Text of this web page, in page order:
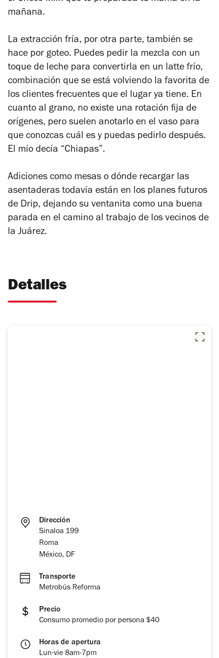
mañana.
La extracción fría, por otra parte, también se
hace por goteo. Puedes pedir la mezcla con un
toque de leche para convertirla en un latte frío,
combinación que se está volviendo la favorita de
los clientes frecuentes que el lugar ya tiene. En
cuanto al grano, no existe una rotación fija de
orígenes, pero suelen anotarlo en el vaso para
que conozcas cuál es y puedas pedirlo después.
El mío decía “Chiapas”.
Adiciones como mesas o dónde recargar las
asentaderas todavía están en los planes futuros
de Drip, dejando su ventanita como una buena
parada en el camino al trabajo de los vecinos de
la Juárez.
Detalles
Dirección
Sinaloa 199
Roma
México, DF
Transporte
Metrobús Reforma
Precio
Consumo promedio por persona $40
Horas de apertura
Lun-vie 8am-7pm